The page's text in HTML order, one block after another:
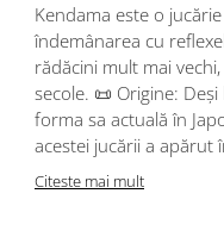
Kendama este o
îndemânarea cu
rădăcini mult mai
secole. 📜 Origine:
forma sa actuală în
acestei jucării a apărut
Citeste mai mult